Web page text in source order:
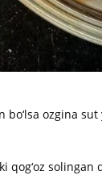
bo‘lsa ozgina
qog‘oz